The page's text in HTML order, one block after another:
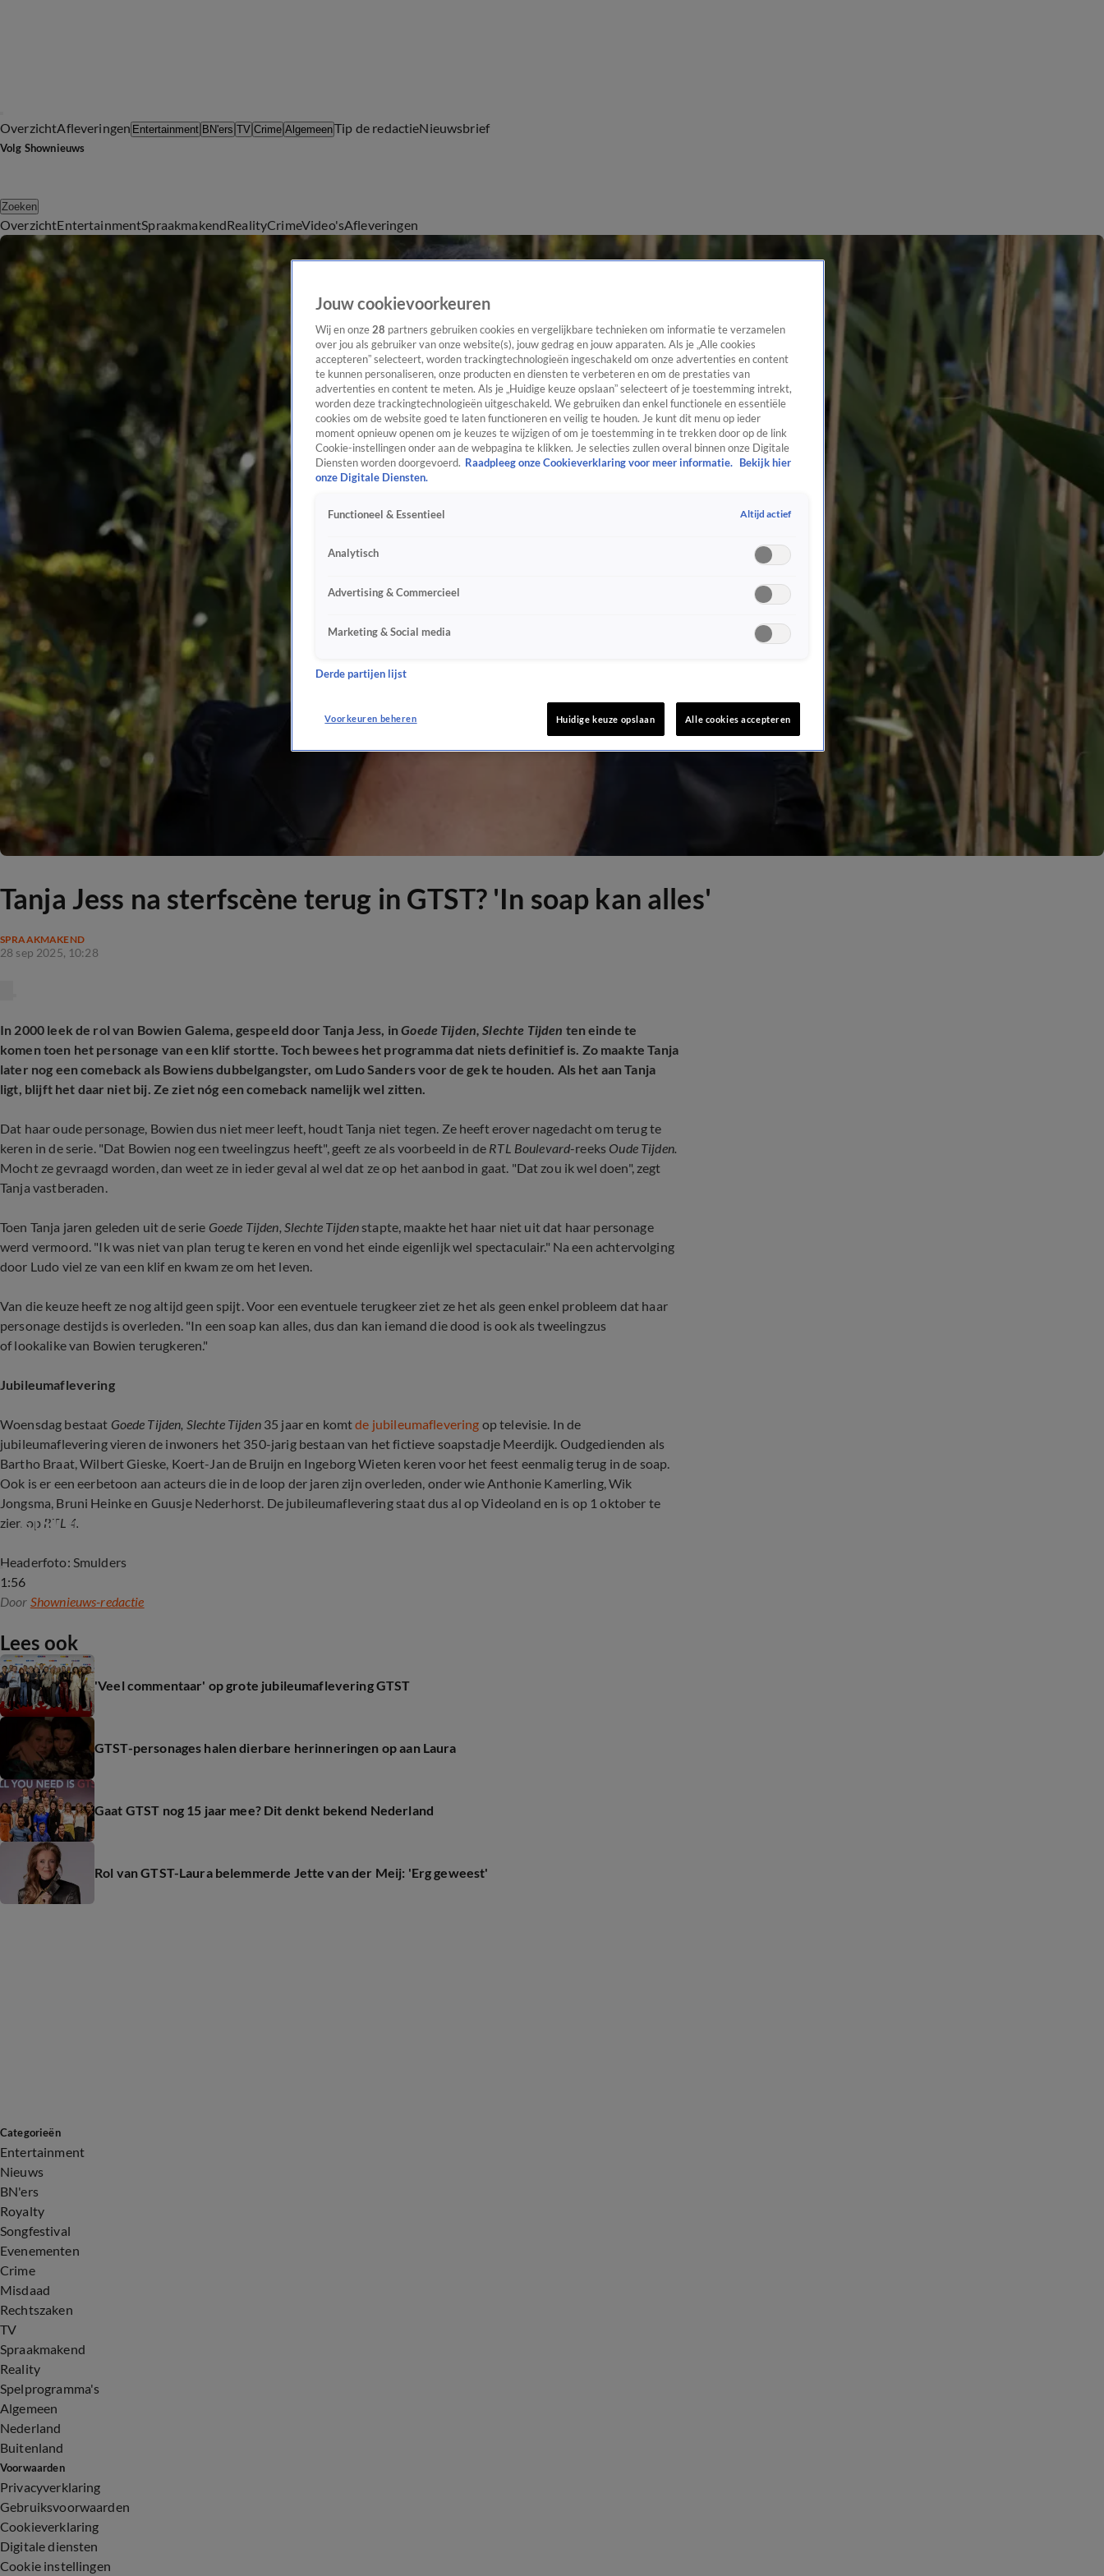
OverzichtAfleveringen Entertainment BN'ers TV Crime AlgemeenTip de redactieNieuwsbrief
Volg Shownieuws
Zoeken
OverzichtEntertainmentSpraakmakendRealityCrimeVideo'sAfleveringen
Tanja Jess na sterfscène terug in GTST? 'In soap kan alles'
SPRAAKMAKEND
28 sep 2025, 10:28
In 2000 leek de rol van Bowien Galema, gespeeld door Tanja Jess, inGoede Tijden, Slechte Tijden ten einde te
komen toen het personage van een klif stortte. Toch bewees het programma dat niets definitief is. Zo maakte Tanja
later nog een comeback als Bowiens dubbelgangster, om Ludo Sanders voor de gek te houden. Als het aan Tanja
ligt, blijft het daar niet bij. Ze ziet nóg een comeback namelijk wel zitten.
Dat haar oude personage, Bowien dus niet meer leeft, houdt Tanja niet tegen. Ze heeft erover nagedacht om terug te
keren in de serie. "Dat Bowien nog een tweelingzus heeft", geeft ze als voorbeeld in de RTL Boulevard-reeks Oude Tijden.
Mocht ze gevraagd worden, dan weet ze in ieder geval al wel dat ze op het aanbod in gaat. "Dat zou ik wel doen", zegt
Tanja vastberaden.
Toen Tanja jaren geleden uit de serie Goede Tijden, Slechte Tijdenstapte, maakte het haar niet uit dat haar personage
werd vermoord. "Ik was niet van plan terug te keren en vond het einde eigenlijk wel spectaculair." Na een achtervolging
door Ludo viel ze van een klif en kwam ze om het leven.
Van die keuze heeft ze nog altijd geen spijt. Voor een eventuele terugkeer ziet ze het als geen enkel probleem dat haar
personage destijds is overleden. "In een soap kan alles, dus dan kan iemand die dood is ook als tweelingzus
of lookalike van Bowien terugkeren."
Jubileumaflevering
Woensdag bestaat Goede Tijden, Slechte Tijden35 jaar en komtde jubileumaflevering op televisie. In de
jubileumaflevering vieren de inwoners het 350-jarig bestaan van het fictieve soapstadje Meerdijk. Oudgedienden als
Bartho Braat, Wilbert Gieske, Koert-Jan de Bruijn en Ingeborg Wieten keren voor het feest eenmalig terug in de soap.
Ook is er een eerbetoon aan acteurs die in de loop der jaren zijn overleden, onder wie Anthonie Kamerling, Wik
Jongsma, Bruni Heinke en Guusje Nederhorst. De jubileumaflevering staat dus al op Videoland en is op 1 oktober te
zien op RTL 4.
1:56
GTST viert 35-jarig bestaan
Headerfoto: Smulders
Door Shownieuws-redactie
Lees ook
'Veel commentaar' op grote jubileumaflevering GTST
GTST-personages halen dierbare herinneringen op aan Laura
Gaat GTST nog 15 jaar mee? Dit denkt bekend Nederland
Rol van GTST-Laura belemmerde Jette van der Meij: 'Erg geweest'
Categorieën
Entertainment
Nieuws
BN'ers
Royalty
Songfestival
Evenementen
Crime
Misdaad
Rechtszaken
TV
Spraakmakend
Reality
Spelprogramma's
Algemeen
Nederland
Buitenland
Voorwaarden
Privacyverklaring
Gebruiksvoorwaarden
Cookieverklaring
Digitale diensten
Cookie instellingen
Jouw cookievoorkeuren
Wij en onze 28 partners gebruiken cookies en vergelijkbare technieken om informatie te verzamelen
over jou als gebruiker van onze website(s), jouw gedrag en jouw apparaten. Als je „Alle cookies
accepteren” selecteert, worden trackingtechnologieën ingeschakeld om onze advertenties en content
te kunnen personaliseren, onze producten en diensten te verbeteren en om de prestaties van
advertenties en content te meten. Als je „Huidige keuze opslaan” selecteert of je toestemming intrekt,
worden deze trackingtechnologieën uitgeschakeld. We gebruiken dan enkel functionele en essentiële
cookies om de website goed te laten functioneren en veilig te houden. Je kunt dit menu op ieder
moment opnieuw openen om je keuzes te wijzigen of om je toestemming in te trekken door op de link
Cookie-instellingen onder aan de webpagina te klikken. Je selecties zullen overal binnen onze Digitale
Diensten worden doorgevoerd. Raadpleeg onze Cookieverklaring voor meer informatie.
Bekijk hier
onze Digitale Diensten.
Functioneel & Essentieel Altijd actief
Analytisch
Advertising & Commercieel
Marketing & Social media
Derde partijen lijst
Voorkeuren beheren Huidige keuze opslaan Alle cookies accepteren